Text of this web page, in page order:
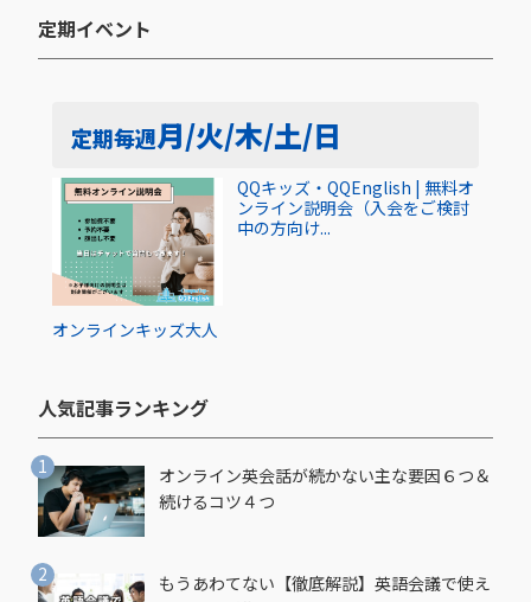
定期イベント​
定期毎週月/火/木/土/日
オンラインキッズ大人
QQキッズ・QQEnglish | 無料オ
ンライン説明会（入会をご検討
中の方向け...
人気記事ランキング​
オンライン英会話が続かない主な要因６つ＆
続けるコツ４つ
もうあわてない【徹底解説】英語会議で使え